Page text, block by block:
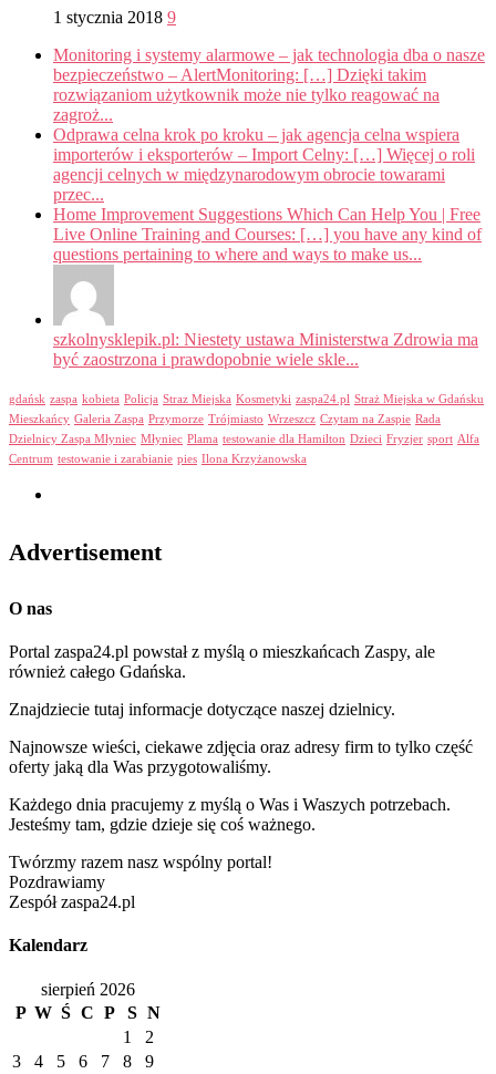
1 stycznia 2018 9
Monitoring i systemy alarmowe – jak technologia dba o nasze
bezpieczeństwo – AlertMonitoring: […] Dzięki takim
rozwiązaniom użytkownik może nie tylko reagować na
zagroż...
Odprawa celna krok po kroku – jak agencja celna wspiera
importerów i eksporterów – Import Celny: […] Więcej o roli
agencji celnych w międzynarodowym obrocie towarami
przec...
Home Improvement Suggestions Which Can Help You | Free
Live Online Training and Courses: […] you have any kind of
questions pertaining to where and ways to make us...
szkolnysklepik.pl: Niestety ustawa Ministerstwa Zdrowia ma
być zaostrzona i prawdopobnie wiele skle...
gdańsk zaspa kobieta Policja Straz Miejska Kosmetyki zaspa24.pl Straż Miejska w Gdańsku
Mieszkańcy Galeria Zaspa Przymorze Trójmiasto Wrzeszcz Czytam na Zaspie Rada
Dzielnicy Zaspa Młyniec Młyniec Plama testowanie dla Hamilton Dzieci Fryzjer sport Alfa
Centrum testowanie i zarabianie pies Ilona Krzyżanowska
Advertisement
O nas
Portal zaspa24.pl powstał z myślą o mieszkańcach Zaspy, ale
również całego Gdańska.
Znajdziecie tutaj informacje dotyczące naszej dzielnicy.
Najnowsze wieści, ciekawe zdjęcia oraz adresy firm to tylko część
oferty jaką dla Was przygotowaliśmy.
Każdego dnia pracujemy z myślą o Was i Waszych potrzebach.
Jesteśmy tam, gdzie dzieje się coś ważnego.
Twórzmy razem nasz wspólny portal!
Pozdrawiamy
Zespół zaspa24.pl
Kalendarz
sierpień 2026
P W Ś C P S N
1
2
3
4 5 6 7 8
9